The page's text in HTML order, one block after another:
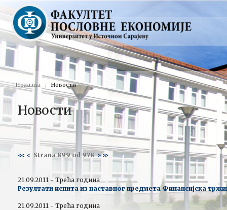
Полазна Новости
Новости
<< < Strana 899 od 978> >>
21.09.2011 - Трећа година
Резултати испита из наставног предмета Финансијска
21.09.2011 - Трећа година